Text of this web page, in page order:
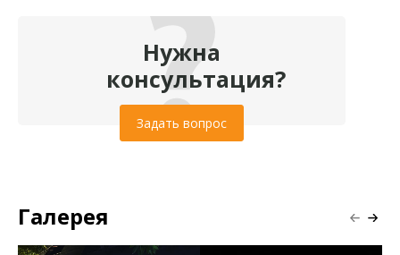
Нужна
консультация?
Задать вопрос
Галерея